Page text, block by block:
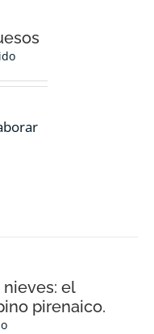
nieves: el
pirenaico.